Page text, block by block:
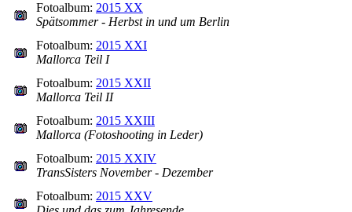
Fotoalbum: 2015 XX
Spätsommer - Herbst in und um Berlin
Fotoalbum: 2015 XXI
Mallorca Teil I
Fotoalbum: 2015 XXII
Mallorca Teil II
Fotoalbum: 2015 XXIII
Mallorca (Fotoshooting in Leder)
Fotoalbum: 2015 XXIV
TransSisters November - Dezember
Fotoalbum: 2015 XXV